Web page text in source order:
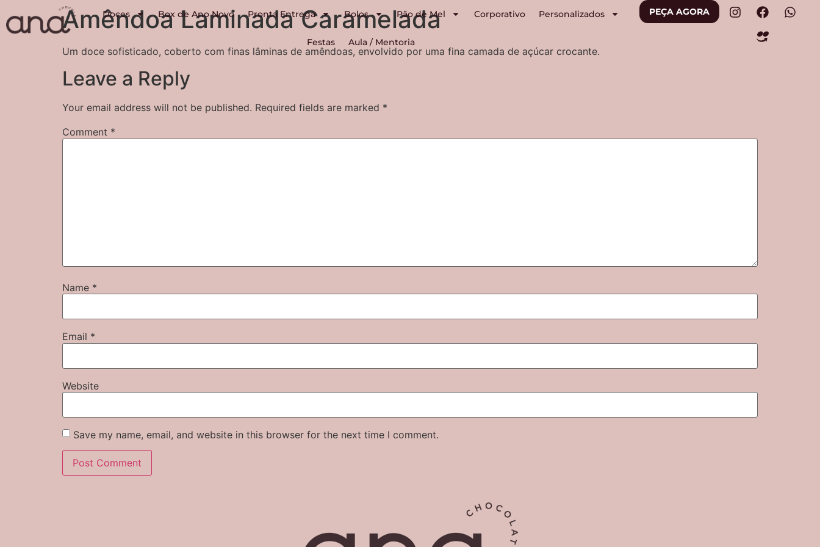
Doces Box de Ano Novo Pronta Entrega Bolos Pão de Mel Corporativo Personalizados
Festas Aula / Mentoria
PEÇA AGORA
Amêndoa Laminada Caramelada
Um doce sofisticado, coberto com finas lâminas de amêndoas, envolvido por uma fina camada de açúcar crocante.
Leave a Reply
Your email address will not be published. Required fields are marked *
Comment *
Name *
Email *
Website
Save my name, email, and website in this browser for the next time I comment.